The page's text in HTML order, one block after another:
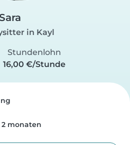
Sara
in Kayl
Stundenlohn
16,00 €/Stunde
2 monaten